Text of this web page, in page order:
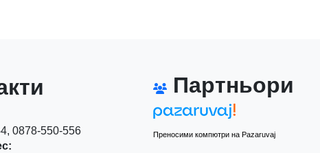
0878-550-556
Партньори
Преносими компютри на Pazaruvaj